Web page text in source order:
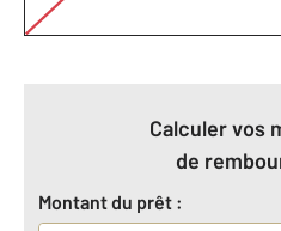
Calculer vos
de
Montant du prêt :